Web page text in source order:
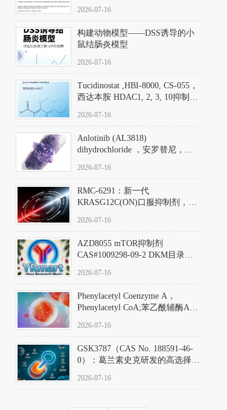
2026-07-16
构建动物模型——DSS诱导的小
鼠结肠炎模型
2026-07-16
Tucidinostat ,HBI-8000, CS-055，
西达本胺 HDAC1, 2, 3, 10抑制剂
D808567) - DKM活性分子
2026-07-16
Anlotinib (AL3818)
dihydrochloride ，安罗替尼，
Hydrochloride实验方法步骤SOP
2026-07-16
RMC-6291：新一代
KRASG12C(ON)口服抑制剂，
(Elironrasib)CAS#2641998-63-0
2026-07-16
AZD8055 mTOR抑制剂
CAS#1009298-09-2 DKM目录号
激酶抑制剂的深度剖析
2026-07-16
Phenylacetyl Coenzyme A，
Phenylacetyl CoA;苯乙酰辅酶A
2026-07-16
GSK3787（CAS No. 188591-46-
0）：葛兰素史克研发的高选择
抗剂，被广泛视为研究PPARδ核
靶点药理机制的金标准化学探
2026-07-16